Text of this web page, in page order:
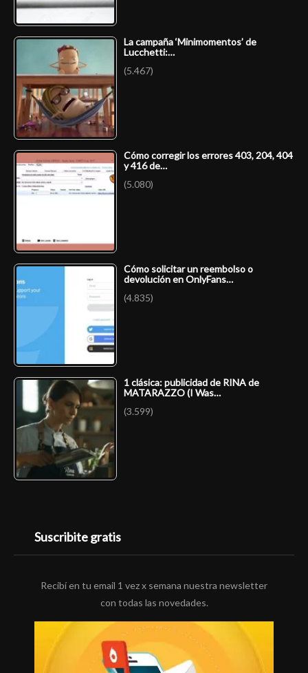
La campaña ‘Minimomentos’ de
Lucchetti:…
(5.467)
Cómo corregir los errores 403, 204, 404
y 416 de…
(5.080)
Cómo solicitar un reembolso o
devolución en OnlyFans…
(4.835)
1 clásica: publicidad de RINA de
MATARAZZO (I Was…
(3.599)
Suscribite gratis
Recibí en tu email 1 vez x semana nuestra newsletter
con todas las novedades.